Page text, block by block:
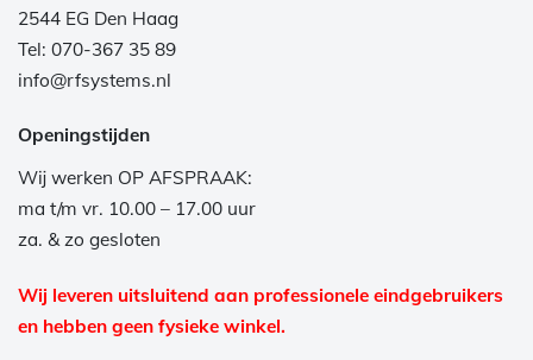
2544 EG Den Haag
Tel: 070-367 35 89
info@rfsystems.nl
Openingstijden
Wij werken OP AFSPRAAK:
ma t/m vr. 10.00 – 17.00 uur
za. & zo gesloten
Wij leveren uitsluitend aan professionele eindgebruikers
en hebben geen fysieke winkel.